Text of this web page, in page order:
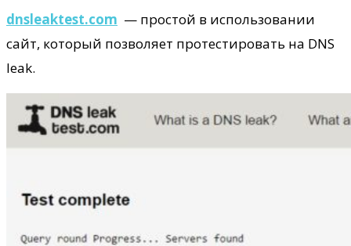
dnsleaktest.com — простой в использовании
сайт, который позволяет протестировать на DNS
leak.